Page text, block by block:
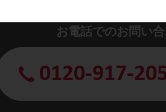
お電話でのお問い
0120-917-